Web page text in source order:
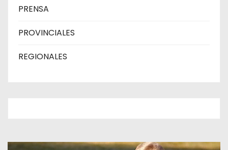
PRENSA
PROVINCIALES
REGIONALES